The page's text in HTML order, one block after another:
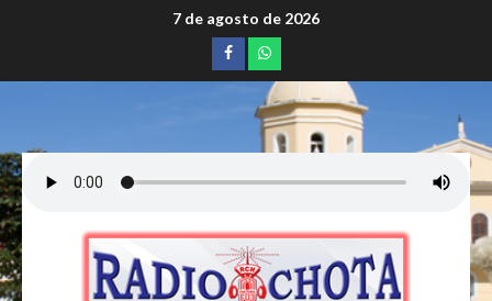
7 de agosto de 2026
Facebookwhatsapp